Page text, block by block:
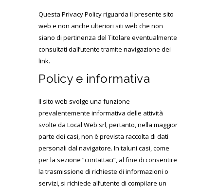
Questa Privacy Policy riguarda il presente sito
web e non anche ulteriori siti web che non
siano di pertinenza del Titolare eventualmente
consultati dall’utente tramite navigazione dei
link.
Policy e informativa
Il sito web svolge una funzione
prevalentemente informativa delle attività
svolte da Local Web srl, pertanto, nella maggior
parte dei casi, non è prevista raccolta di dati
personali dal navigatore. In taluni casi, come
per la sezione “contattaci”, al fine di consentire
la trasmissione di richieste di informazioni o
servizi, si richiede all’utente di compilare un